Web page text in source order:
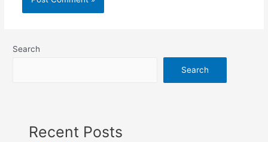
Search
Search
Recent Posts